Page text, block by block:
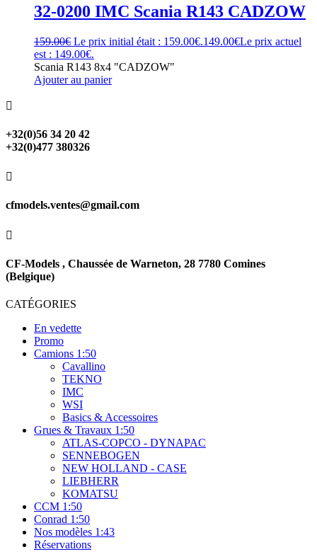
32-0200 IMC Scania R143 CADZOW
159.00€ Le prix initial était : 159.00€.149.00€Le prix actuel
est : 149.00€.
Scania R143 8x4 "CADZOW"
Ajouter au panier

+32(0)56 34 20 42
+32(0)477 380326

cfmodels.ventes@gmail.com

CF-Models , Chaussée de Warneton, 28 7780 Comines
(Belgique)
CATÉGORIES
En vedette
Promo
Camions 1:50
Cavallino
TEKNO
IMC
WSI
Basics & Accessoires
Grues & Travaux 1:50
ATLAS-COPCO - DYNAPAC
SENNEBOGEN
NEW HOLLAND - CASE
LIEBHERR
KOMATSU
CCM 1:50
Conrad 1:50
Nos modèles 1:43
Réservations